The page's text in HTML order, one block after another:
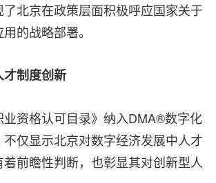
北京在政策层面积极呼应国家关于
的战略部署。
制度创新
业资格认可目录》纳入DMA®数字化
仅显示北京对数字经济发展中人才
前瞻性判断，也彰显其对创新型人